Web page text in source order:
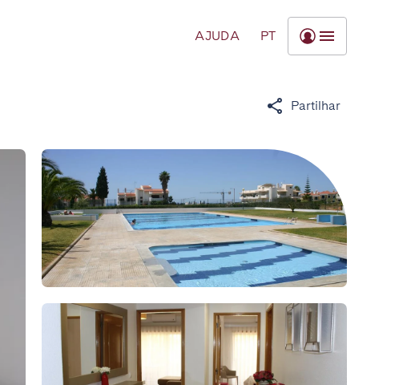
AJUDA PT
Partilhar